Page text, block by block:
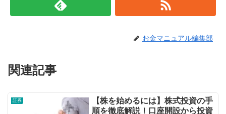
お金マニュアル編集部
関連記事
証券
【株を始めるには】株式投資の手
順を徹底解説！口座開設から投資